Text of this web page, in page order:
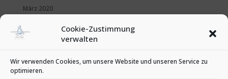
Cookie-Zustimmung
verwalten
Wir verwenden Cookies, um unsere Website und unseren Service zu
optimieren.
März 2020
Januar 2020
Kategorien
News